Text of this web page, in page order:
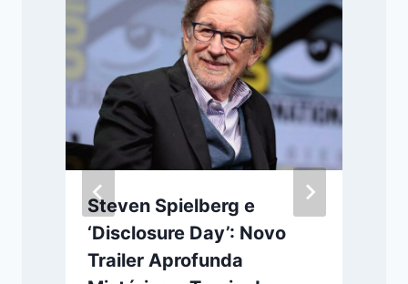
Steven Spielberg e
‘Disclosure Day’: Novo
Trailer Aprofunda